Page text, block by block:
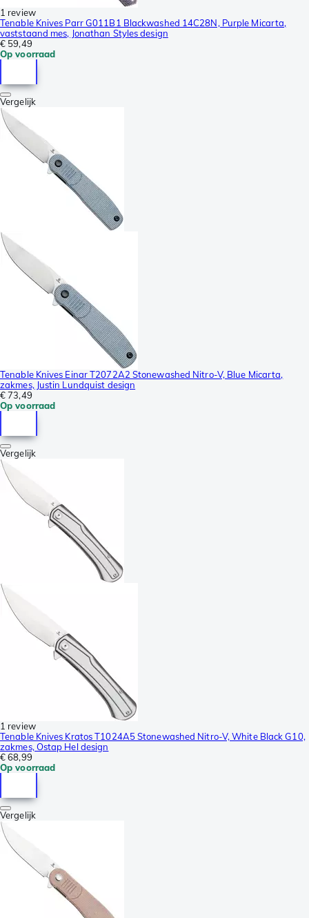
1 review
Tenable Knives Parr G011B1 Blackwashed 14C28N, Purple Micarta,
vaststaand mes, Jonathan Styles design
€ 59,49
Op voorraad
Vergelijk
Tenable Knives Einar T2072A2 Stonewashed Nitro-V, Blue Micarta,
zakmes, Justin Lundquist design
€ 73,49
Op voorraad
Vergelijk
1 review
Tenable Knives Kratos T1024A5 Stonewashed Nitro-V, White Black G10,
zakmes, Ostap Hel design
€ 68,99
Op voorraad
Vergelijk